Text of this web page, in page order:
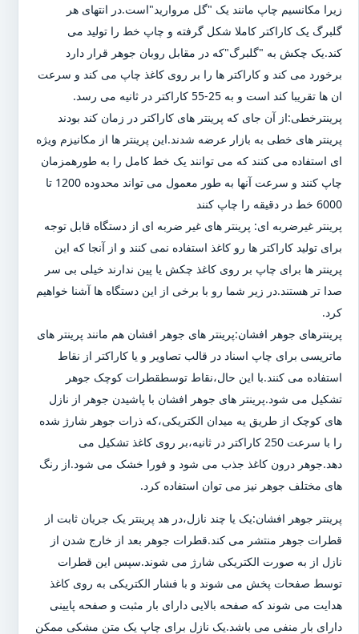
زیرا مکانسیم چاپ مانند یک "گل مروارید"است.در انتهای هر
گلبرگ یک کاراکتر کاملا شکل گرفته و چاپ خط را تولید می
کند.یک چکش به "گلبرگ"که در مقابل روبان جوهر قرار دارد
برخورد می کند و کاراکتر ها را بر روی کاغذ چاپ می کند و سرعت
ان ها تقریبا کند است و به 25-55 کاراکتر در ثانیه می رسد.
پرینترخطی:از آن جای که پرینتر های کاراکتر در زمان کند بودند
پرینتر های خطی به بازار عرضه شدند.این پرینتر ها از مکانیزم ویژه
ای استفاده می کنند که می توانند یک خط کامل را به طورهمزمان
چاپ کنند و سرعت آنها به طور معمول می تواند محدوده 1200 تا
6000 خط در دقیقه را چاپ کنند
پرینتر غیرضربه ای: پرینتر های غیر ضربه ای از دستگاه قابل توجه
برای تولید کاراکتر ها رو کاغذ استفاده نمی کنند و از آنجا که این
پرینتر ها برای چاپ بر روی کاغذ چکش یا پین ندارند خیلی بی سر
صدا تر هستند.در زیر شما رو با برخی از این دستگاه ها آشنا خواهیم
کرد.
پرینترهای جوهر افشان:پرینتر های جوهر افشان هم مانند پرینتر های
ماتریسی برای چاپ اسناد در قالب تصاویر و یا کاراکتر از نقاط
استفاده می کنند.با این حال،نقاط توسطقطرات کوچک جوهر
تشکیل می شود.پرینتر های جوهر افشان با پاشیدن جوهر از نازل
های کوچک از طریق یه میدان الکتریکی،که ذرات جوهر شارژ شده
را با سرعت 250 کاراکتر در ثانیه،بر روی کاغذ تشکیل می
دهد.جوهر درون کاغذ جذب می شود و فورا خشک می شود.از رنگ
های مختلف جوهر نیز می توان استفاده کرد.
پرینتر جوهر افشان:یک یا چند نازل،در هد پرینتر یک جریان ثابت از
قطرات جوهر منتشر می کند.قطرات جوهر بعد از خارج شدن از
نازل از به صورت الکتریکی شارژ می شوند.سپس این قطرات
توسط صفحات پخش می شوند و با فشار الکتریکی به روی کاغذ
هدایت می شوند که صفحه بالایی دارای بار مثبت و صفحه پایینی
دارای بار منفی می باشد.یک نازل برای چاپ یک متن مشکی ممکن